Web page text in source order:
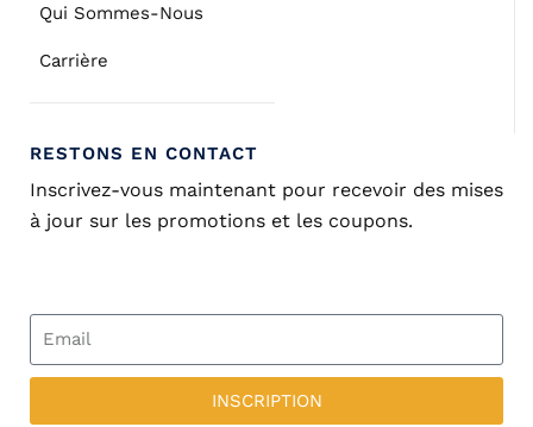
Qui Sommes-Nous
Carrière
RESTONS EN CONTACT
Inscrivez-vous maintenant pour recevoir des mises
à jour sur les promotions et les coupons.
INSCRIPTION